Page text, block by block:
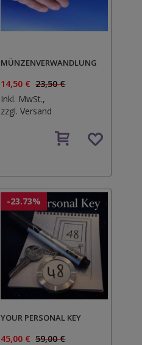
MÜNZENVERWANDLUNG
14,50 € 23,50 €
Inkl. MwSt.,
zzgl.Versand
den
-23.73%
YOUR PERSONAL KEY
45,00 € 59,00 €